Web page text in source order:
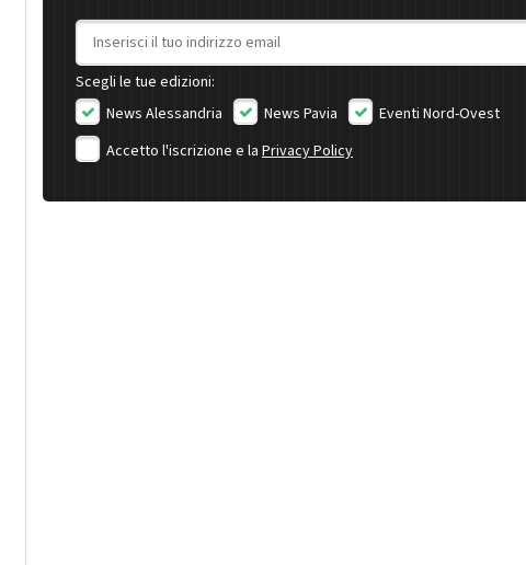
Indirizzo email
Scegli le tue edizioni:
News Alessandria
News Pavia
Eventi Nord-Ovest
Accetto l'iscrizione e la Privacy Policy